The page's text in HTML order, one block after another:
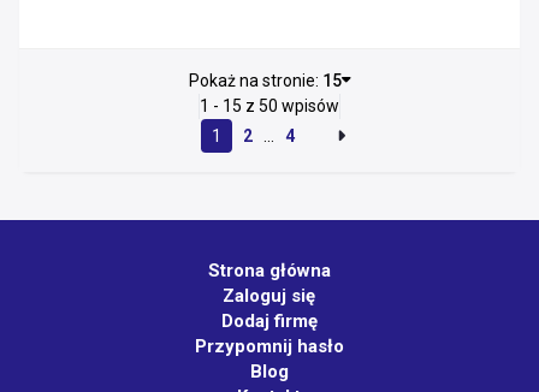
Pokaż na stronie: 15
1 - 15 z 50 wpisów
1
2 4
Strona główna
Zaloguj się
Dodaj firmę
Przypomnij hasło
Blog